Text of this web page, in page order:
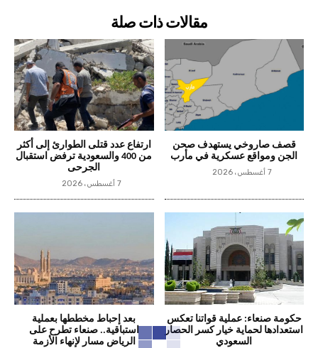
مقالات ذات صلة
قصف صاروخي يستهدف صحن
الجن ومواقع عسكرية في مأرب
7 أغسطس، 2026
ارتفاع عدد قتلى الطوارئ إلى أكثر
من 400 والسعودية ترفض استقبال
الجرحى
7 أغسطس، 2026
حكومة صنعاء: عملية قواتنا تعكس
استعدادها لحماية خيار كسر الحصار
السعودي
بعد إحباط مخططها بعملية
استباقية.. صنعاء تطرح على
الرياض مسار لإنهاء الأزمة